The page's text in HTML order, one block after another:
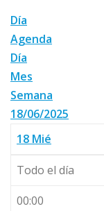
Día
Agenda
Día
Mes
Semana
18/06/2025
18 Mié
Todo el día
00:00